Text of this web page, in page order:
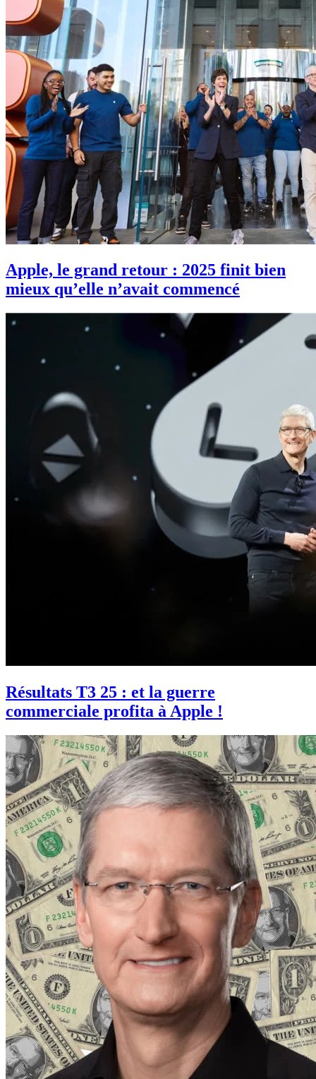
Apple, le grand retour : 2025 finit bien
mieux qu’elle n’avait commencé
Résultats T3 25 : et la guerre
commerciale profita à Apple !